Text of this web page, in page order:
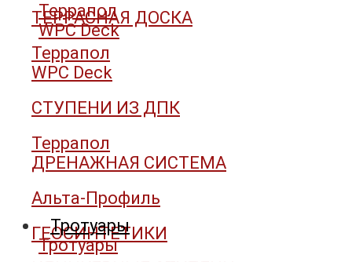
Террапол
WPC Deck
Тротуары
Тротуары
ТЕРРАСНАЯ ДОСКА
Террапол
WPC Deck
СТУПЕНИ ИЗ ДПК
Террапол
ДРЕНАЖНАЯ СИСТЕМА
Альта-Профиль
ГЕОСИНТЕТИКИ